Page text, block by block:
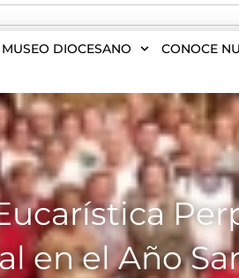
DIOCESANO CONOCE
en el Año